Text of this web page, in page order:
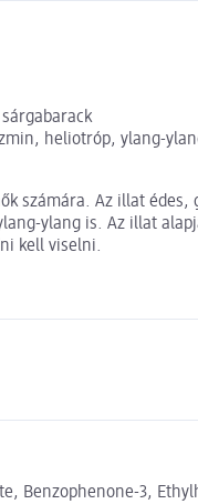
heliotróp, ylang-
számára. Az illat
ylang is. Az illat
kell viselni.
Benzophenone-3,